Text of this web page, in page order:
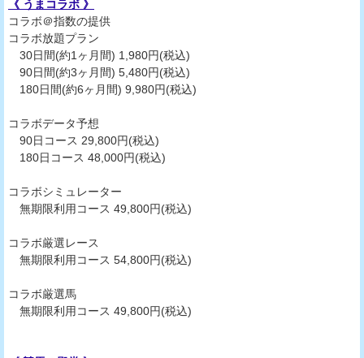
《 うまコラボ 》
コラボ＠指数の提供
コラボ放題プラン
30日間(約1ヶ月間) 1,980円(税込)
90日間(約3ヶ月間) 5,480円(税込)
180日間(約6ヶ月間) 9,980円(税込)
コラボデータ予想
90日コース 29,800円(税込)
180日コース 48,000円(税込)
コラボシミュレーター
無期限利用コース 49,800円(税込)
コラボ厳選レース
無期限利用コース 54,800円(税込)
コラボ厳選馬
無期限利用コース 49,800円(税込)